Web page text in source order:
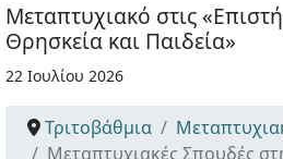
Μεταπτυχιακό στις
Θρησκεία και Παιδεία»
22 Ιουλίου 2026
Τριτοβάθμια
Μεταπτυχιακές Σπουδές